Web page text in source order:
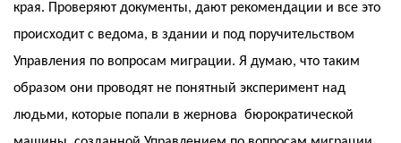
края. Проверяют документы, дают рекомендации и все это
происходит с ведома, в здании и под поручительством
Управления по вопросам миграции. Я думаю, что таким
образом они проводят не понятный эксперимент над
людьми, которые попали в жернова бюрократической